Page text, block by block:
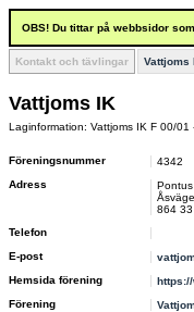
OBS! Du tittar på webbsidor
Kontakt och tävlingar Vattjoms
Vattjoms IK
Laginformation: Vattjoms IK F 00/
Föreningsnummer
4342
Adress
864
Telefon
E-post
Hemsida förening
Förening